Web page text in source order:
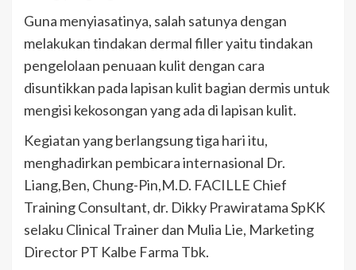
Guna menyiasatinya, salah satunya dengan
melakukan tindakan dermal filler yaitu tindakan
pengelolaan penuaan kulit dengan cara
disuntikkan pada lapisan kulit bagian dermis untuk
mengisi kekosongan yang ada di lapisan kulit.
Kegiatan yang berlangsung tiga hari itu,
menghadirkan pembicara internasional Dr.
Liang,Ben, Chung-Pin,M.D. FACILLE Chief
Training Consultant, dr. Dikky Prawiratama SpKK
selaku Clinical Trainer dan Mulia Lie, Marketing
Director PT Kalbe Farma Tbk.